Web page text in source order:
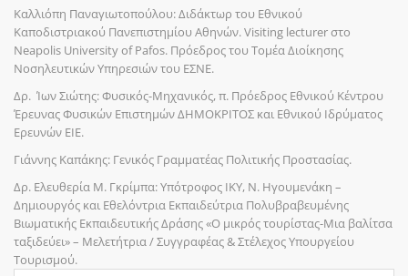
Καλλιόπη Παναγιωτοπούλου: Διδάκτωρ του Εθνικού
Καποδιστριακού Πανεπιστημίου Αθηνών. Visiting lecturer στο
Neapolis University of Pafos. Πρόεδρος του Τομέα Διοίκησης
Νοσηλευτικών Υπηρεσιών του ΕΣΝΕ.
Δρ. Ίων Σιώτης: Φυσικός-Μηχανικός, π. Πρόεδρος Εθνικού Κέντρου
Έρευνας Φυσικών Επιστημών ΔΗΜΟΚΡΙΤΟΣ και Εθνικού Ιδρύματος
Ερευνών ΕΙΕ.
Γιάννης Καπάκης: Γενικός Γραμματέας Πολιτικής Προστασίας.
Δρ. Ελευθερία Μ. Γκρίμπα: Υπότροφος ΙΚΥ, Ν. Ηγουμενάκη –
Δημιουργός και Εθελόντρια Εκπαιδεύτρια Πολυβραβευμένης
Βιωματικής Εκπαιδευτικής Δράσης «Ο μικρός τουρίστας-Μια βαλίτσα
ταξιδεύει» – Μελετήτρια / Συγγραφέας & Στέλεχος Υπουργείου
Τουρισμού.